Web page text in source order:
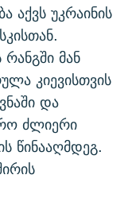
აქვს უკრაინის
მან
კიევისთვის
და
ძლიერი
წინააღმდეგ.